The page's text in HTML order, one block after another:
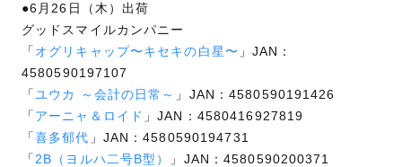
●6月26日（木）出荷
グッドスマイルカンパニー
「 オグリキャップ〜キセキの白星〜 」JAN：
4580590197107
「 ユウカ ～会計の日常～ 」JAN：4580590191426
「 アーニャ＆ロイド 」JAN：4580416927819
「喜多郁代 」JAN：4580590194731
「 2B（ヨルハ二号B型）
」JAN：4580590200371